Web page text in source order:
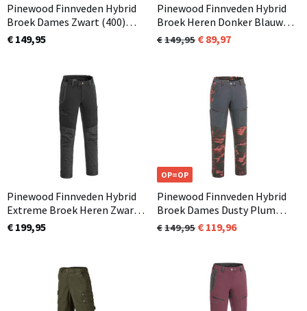
Pinewood Finnveden Hybrid
Broek Dames Zwart (400)
Normale en korte
lengtemaat beschikbaar
€ 149,95
Pinewood Finnveden Hybrid
Broek Heren Donker Blauw
Camo (981)
149,95 89,97
Pinewood Finnveden Hybrid
Extreme Broek Heren Zwart
(407) In 3 lengtematen
€ 199,95
OP=OP
Pinewood Finnveden Hybrid
Broek Dames Dusty Plum
Jungle Camo (982)
149,95 119,96